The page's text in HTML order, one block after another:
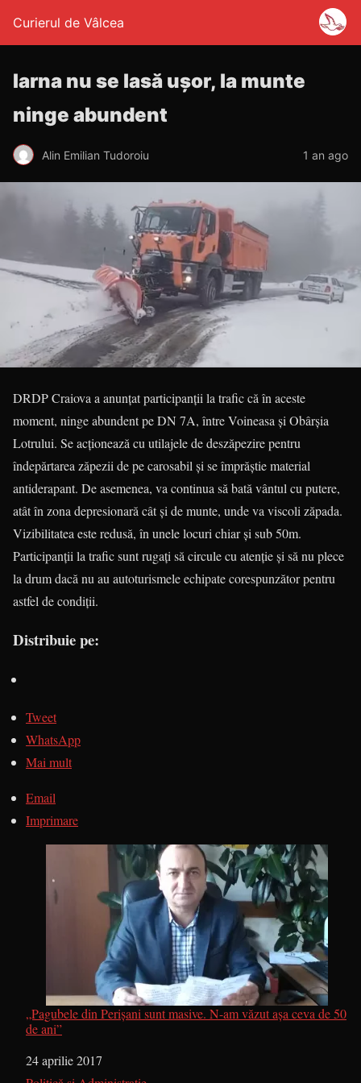
Curierul de Vâlcea
Iarna nu se lasă ușor, la munte
ninge abundent
Alin Emilian Tudoroiu 1 an ago
DRDP Craiova a anunțat participanții la trafic că în aceste
moment, ninge abundent pe DN 7A, între Voineasa și Obârșia
Lotrului. Se acționează cu utilajele de deszăpezire pentru
îndepărtarea zăpezii de pe carosabil și se împrăștie material
antiderapant. De asemenea, va continua să bată vântul cu putere,
atât în zona depresionară cât și de munte, unde va viscoli zăpada.
Vizibilitatea este redusă, în unele locuri chiar și sub 50m.
Participanții la trafic sunt rugați să circule cu atenție și să nu plece
la drum dacă nu au autoturismele echipate corespunzător pentru
astfel de condiții.
Distribuie pe:
Tweet
WhatsApp
Mai mult
Email
Imprimare
„Pagubele din Perișani sunt masive. N-am văzut așa ceva de 50
de ani”
Dată
24 aprilie 2017